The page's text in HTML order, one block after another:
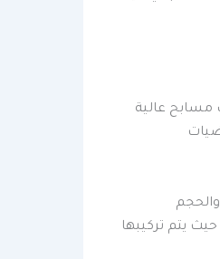
عالية
يتم تركيبها